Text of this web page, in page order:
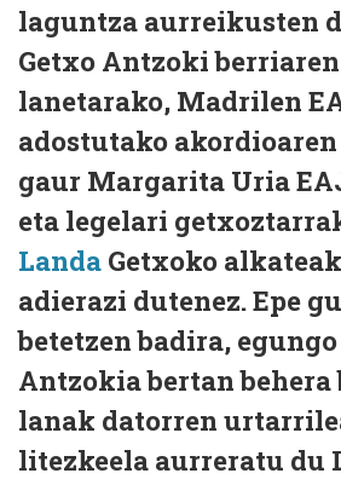
laguntza aurreikusten
Getxo Antzoki
lanetarako, Madrilen
adostutako
gaur Margarita Uria
eta legelari
Landa Getxoko
adierazi dutenez. Epe
betetzen badira,
Antzokia bertan behera
lanak datorren
litezkeela aurreratu du